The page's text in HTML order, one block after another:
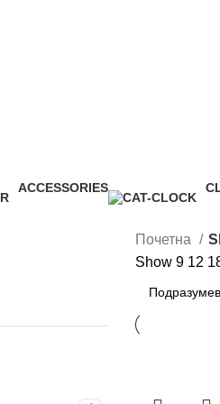
ACCESSORIES
Почетна
Show 9 12